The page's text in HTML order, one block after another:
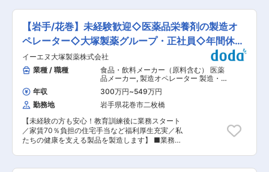
万円クラス）まで昇進した実績もあります。 ■や
りがい魅力 ◎近畿トップクラスの製造力を誇る環
境でスケールの大きな経験を積めます ・最大500
名規模のメンバー管理 ・1日5〜6万点に及ぶ製品
の製造管理 ◎評価制度が明確で、努力が正当に評
価される風土 ・未経験入社から4年で係長昇格や
新卒入社3年で課長昇格といった実績多数 ■勤務
時間例： 5:00〜14:00、7:00〜16:00、8:00〜
17:00、9:00〜18:00 14:00〜23:00、7:00〜
16:00、4:00〜13:00、8:00〜17:00 ※選考を通
して配属課を決定いたします ＜同社について＞
■こだわり
https://www.fujimotofoods.co.jp/kodawari/index.html
https://www.fujimotofoods.co.jp/products/index.html
変更の範囲：会社の定める業務
お任せします。 ■業務詳細： ＜充填業務＞ 健康
食品を専用設備へ投入し、ボトルや袋への充填作
業を実施 ＜仕上げ業務＞ ラベル貼付、箱詰め、
梱包作業および出荷準備 ＜品質確認＞ 製品の外
観検査、異物混入や表示内容の確認、記録作成 ■
未経験スタート歓迎： 未経験の方も歓迎です。先
輩社員が丁寧に指導するため、製造業が初めての
方でも安心してスタートできます。 異業界や、異
職種からのキャリアチェンジも歓迎です。 ■働く
環境： 冷暖房完備・クリーンルーム等の設備も完
備された清潔で働きやすい工場ですので、夏場冬
場関わらず快適な環境で作業が可能です。 ※改築
工事により、リニューアルしたきれいな職場です
◎ ■入社後の流れ： 研修期間が終わると現場配属
となります。配属の課によって作業内容は変わり
ますが、各作業にマニュアルがあり、先輩社員が
【岩手/花巻】未経験歓迎◇医薬品栄養剤の製造オ
ペレーター◇大塚製薬グループ・正社員◇年間休日
122日
イーエヌ大塚製薬株式会社
業種 / 職種
食品・飲料メーカー（原料含む） 医薬
品メーカー, 製造オペレーター 製造・
生産オペレーター（食品・香料・飼
料）
年収 300万円~549万円
勤務地
岩手県花巻市二枚橋
【未経験の方も安心！教育訓練後に業務スタート
／家賃70％負担の住宅手当など福利厚生充実／私
たちの健康を支える製品を製造します】 ■業務概
認を行っていただきます。作業は下記のいずれか